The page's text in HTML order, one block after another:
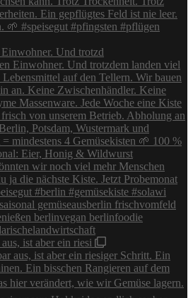
Und trotzd
ist aber ein riesi